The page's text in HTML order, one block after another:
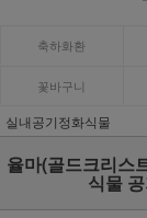
축하화환
꽃바구니
실내공기정화식물
율마(골드크리스
식물